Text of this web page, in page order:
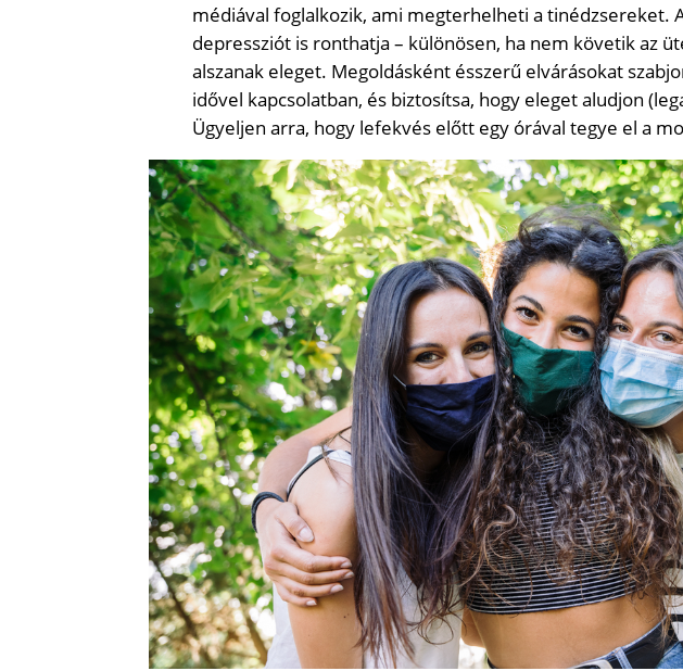
médiával foglalkozik, ami megterhelheti a tinédzsereket.
depressziót is ronthatja – különösen, ha nem követik az
alszanak eleget. Megoldásként ésszerű elvárásokat
idővel kapcsolatban, és biztosítsa, hogy eleget aludjon
Ügyeljen arra, hogy lefekvés előtt egy órával tegye el a